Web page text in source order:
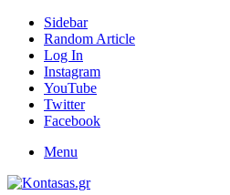
Sidebar
Random Article
Log In
Instagram
YouTube
Twitter
Facebook
Menu